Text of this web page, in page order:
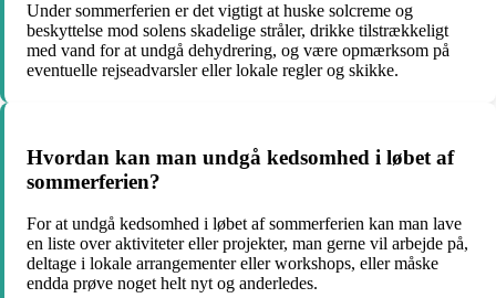
Under sommerferien er det vigtigt at huske solcreme og
beskyttelse mod solens skadelige stråler, drikke tilstrækkeligt
med vand for at undgå dehydrering, og være opmærksom på
eventuelle rejseadvarsler eller lokale regler og skikke.
Hvordan kan man undgå kedsomhed i løbet af
sommerferien?
For at undgå kedsomhed i løbet af sommerferien kan man lave
en liste over aktiviteter eller projekter, man gerne vil arbejde på,
deltage i lokale arrangementer eller workshops, eller måske
endda prøve noget helt nyt og anderledes.